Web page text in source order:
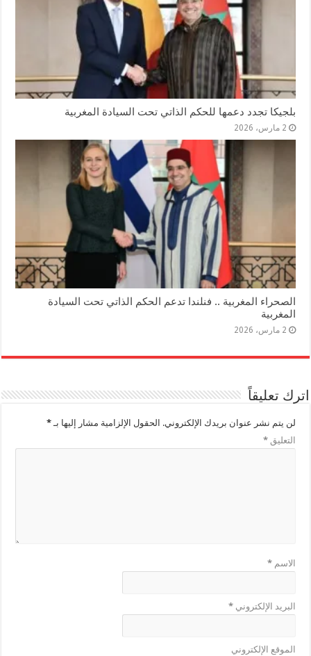
بلجيكا تجدد دعمها للحكم الذاتي تحت السيادة المغربية
2 مارس، 2026
الصحراء المغربية .. فنلندا تدعم الحكم الذاتي تحت السيادة
المغربية
2 مارس، 2026
اترك تعليقاً
لن يتم نشر عنوان بريدك الإلكتروني. الحقول الإلزامية مشار إليها بـ*
التعليق*
الاسم*
البريد الإلكتروني*
الموقع الإلكتروني